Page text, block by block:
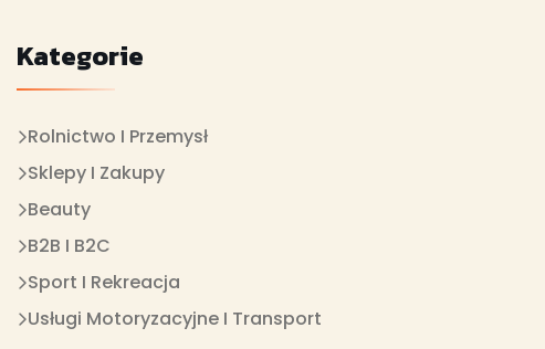
Kategorie
Rolnictwo I Przemysł
Sklepy I Zakupy
Beauty
B2B I B2C
Sport I Rekreacja
Usługi Motoryzacyjne I Transport